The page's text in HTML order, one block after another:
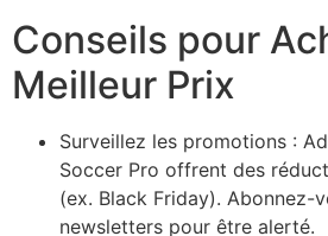
Conseils pour
Meilleur Prix
Surveillez les promotions :
Soccer Pro offrent des
(ex. Black Friday). Abonnez-
newsletters pour être alerté.